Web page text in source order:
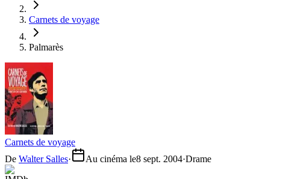
Carnets de voyage
Palmarès
Carnets de voyage
De Walter Salles· Au cinéma le8 sept. 2004·Drame